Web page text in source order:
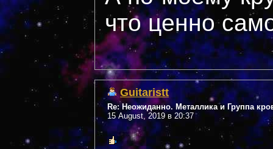
что ценно
Guitaristt
Re: Неожиданно. Металлика и Группа
15 August, 2019 в 20:37